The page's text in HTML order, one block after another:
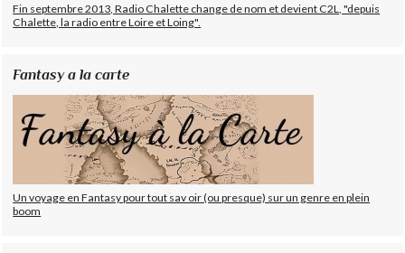
Fin septembre 2013, Radio Chalette change de nom et devient C2L, "depuis
Chalette, la radio entre Loire et Loing".
Fantasy a la carte
Un voyage en Fantasy pour tout sav oir (ou presque) sur un genre en plein
boom